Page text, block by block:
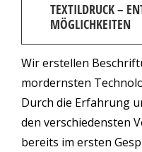
TEXTILDRUCK –
MÖGLICHKEITEN
Wir erstellen
mordernsten
Durch die Erfahrung
den verschiedensten
bereits im ersten